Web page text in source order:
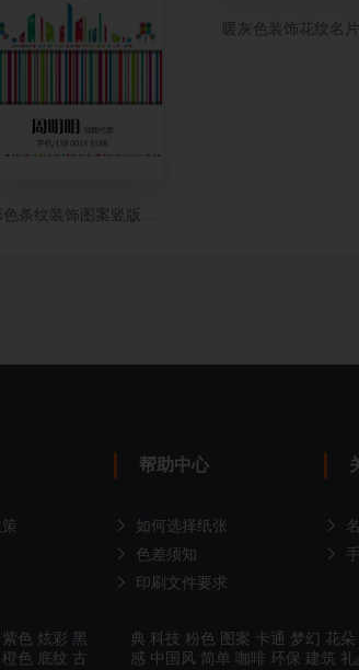
色条纹装饰图案竖版名片制作
暖灰色装饰花纹名
帮助中心
如何选择纸张
色差须知
印刷文件要求
紫色 炫彩 黑
橙色 底纹 古
典 科技 粉色 图案 卡通 梦幻 花朵
感 中国风 简单 咖啡 环保 建筑